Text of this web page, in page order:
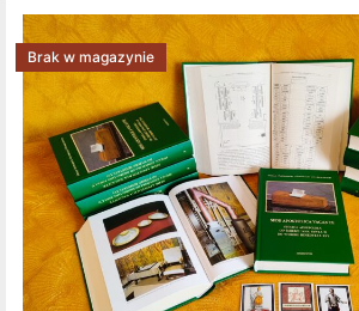
Brak w magazynie